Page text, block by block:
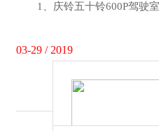
1、庆铃五十铃600P驾驶室
03-29 / 2019